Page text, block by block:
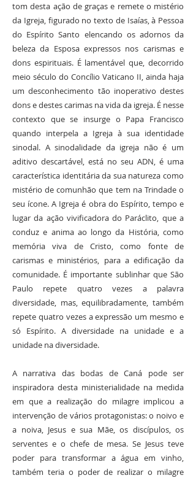
tom desta ação de graças e remete o mistério
da Igreja, figurado no texto de Isaías, à Pessoa
do Espírito Santo elencando os adornos da
beleza da Esposa expressos nos carismas e
dons espirituais. É lamentável que, decorrido
meio século do Concílio Vaticano II, ainda haja
um desconhecimento tão inoperativo destes
dons e destes carimas na vida da igreja. É nesse
contexto que se insurge o Papa Francisco
quando interpela a Igreja à sua identidade
sinodal. A sinodalidade da igreja não é um
aditivo descartável, está no seu ADN, é uma
característica identitária da sua natureza como
mistério de comunhão que tem na Trindade o
seu ícone. A Igreja é obra do Espírito, tempo e
lugar da ação vivificadora do Paráclito, que a
conduz e anima ao longo da História, como
memória viva de Cristo, como fonte de
carismas e ministérios, para a edificação da
comunidade. É importante sublinhar que São
Paulo repete quatro vezes a palavra
diversidade, mas, equilibradamente, também
repete quatro vezes a expressão um mesmo e
só Espírito. A diversidade na unidade e a
unidade na diversidade.
A narrativa das bodas de Caná pode ser
inspiradora desta ministerialidade na medida
em que a realização do milagre implicou a
intervenção de vários protagonistas: o noivo e
a noiva, Jesus e sua Mãe, os discípulos, os
serventes e o chefe de mesa. Se Jesus teve
poder para transformar a água em vinho,
também teria o poder de realizar o milagre